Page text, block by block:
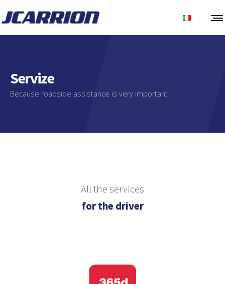
Servize
Because roadside assistance is very important
All the services
for the driver